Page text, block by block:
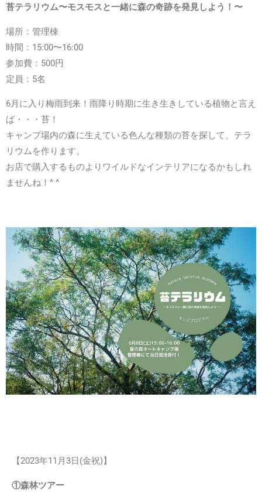
苔テラリウム〜モスモスと一緒に森の奇跡を発見しよう！〜
場所：管理棟
時間：15:00〜16:00
参加費：500円
定員：5名
6月に入り梅雨到来！雨降り時期に生き生きしている植物と言え
ば・・・苔！
キャンプ場内の森に生えている色んな種類の苔を探して、テラ
リウムを作ります。
お店で購入するものよりワイルドなインテリアになるかもしれ
ませんね！^ ^
【2023年11月3日(金祝)】
①森林ツアー